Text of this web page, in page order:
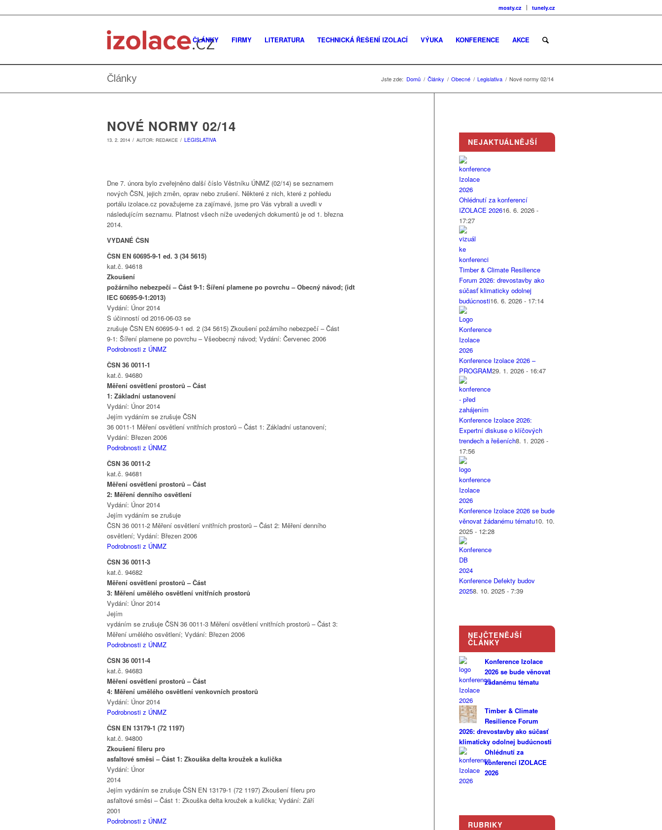
mosty.cz tunely.cz
ČLÁNKY FIRMY LITERATURA TECHNICKÁ ŘEŠENÍ IZOLACÍ VÝUKA KONFERENCE AKCE
Články Jste zde: Domů / Články / Obecné / Legislativa / Nové normy 02/14
NOVÉ NORMY 02/14
13. 2. 2014 / AUTOR: REDAKCE / LEGISLATIVA
Dne 7. února bylo zveřejněno další číslo Věstníku ÚNMZ (02/14) se seznamem
nových ČSN, jejich změn, oprav nebo zrušení. Některé z nich, které z pohledu
portálu izolace.cz považujeme za zajímavé, jsme pro Vás vybrali a uvedli v
následujícím seznamu. Platnost všech níže uvedených dokumentů je od 1. března
2014.
VYDANÉ ČSN
ČSN EN 60695-9-1 ed. 3 (34 5615)
kat.č. 94618
Zkoušení
požárního nebezpečí – Část 9-1: Šíření plamene po povrchu – Obecný návod; (idt
IEC 60695-9-1:2013)
Vydání: Únor 2014
S účinností od 2016-06-03 se
zrušuje ČSN EN 60695-9-1 ed. 2 (34 5615) Zkoušení požárního nebezpečí – Část
9-1: Šíření plamene po povrchu – Všeobecný návod; Vydání: Červenec 2006
Podrobnosti z ÚNMZ
ČSN 36 0011-1
kat.č. 94680
Měření osvětlení prostorů – Část
1: Základní ustanovení
Vydání: Únor 2014
Jejím vydáním se zrušuje ČSN
36 0011-1 Měření osvětlení vnitřních prostorů – Část 1: Základní ustanovení;
Vydání: Březen 2006
Podrobnosti z ÚNMZ
ČSN 36 0011-2
kat.č. 94681
Měření osvětlení prostorů – Část
2: Měření denního osvětlení
Vydání: Únor 2014
Jejím vydáním se zrušuje
ČSN 36 0011-2 Měření osvětlení vnitřních prostorů – Část 2: Měření denního
osvětlení; Vydání: Březen 2006
Podrobnosti z ÚNMZ
ČSN 36 0011-3
kat.č. 94682
Měření osvětlení prostorů – Část
3: Měření umělého osvětlení vnitřních prostorů
Vydání: Únor 2014
Jejím
vydáním se zrušuje ČSN 36 0011-3 Měření osvětlení vnitřních prostorů – Část 3:
Měření umělého osvětlení; Vydání: Březen 2006
Podrobnosti z ÚNMZ
ČSN 36 0011-4
kat.č. 94683
Měření osvětlení prostorů – Část
4: Měření umělého osvětlení venkovních prostorů
Vydání: Únor 2014
Podrobnosti z ÚNMZ
ČSN EN 13179-1 (72 1197)
kat.č. 94800
Zkoušení fileru pro
asfaltové směsi – Část 1: Zkouška delta kroužek a kulička
Vydání: Únor
2014
Jejím vydáním se zrušuje ČSN EN 13179-1 (72 1197) Zkoušení fileru pro
asfaltové směsi – Část 1: Zkouška delta kroužek a kulička; Vydání: Září
2001
Podrobnosti z ÚNMZ
NEJAKTUÁLNĚJŠÍ
Ohlédnutí za konferencí
IZOLACE 202616. 6. 2026 -
17:27
Timber & Climate Resilience
Forum 2026: drevostavby ako
súčasť klimaticky odolnej
budúcnosti16. 6. 2026 - 17:14
Konference Izolace 2026 –
PROGRAM29. 1. 2026 - 16:47
Konference Izolace 2026:
Expertní diskuse o klíčových
trendech a řešeních8. 1. 2026 -
17:56
Konference Izolace 2026 se bude
věnovat žádanému tématu10. 10.
2025 - 12:28
Konference Defekty budov
20258. 10. 2025 - 7:39
NEJČTENĚJŠÍ
ČLÁNKY
Konference Izolace
2026 se bude věnovat
žádanému tématu
Timber & Climate
Resilience Forum
2026: drevostavby ako súčasť
klimaticky odolnej budúcnosti
Ohlédnutí za
konferencí IZOLACE
2026
RUBRIKY